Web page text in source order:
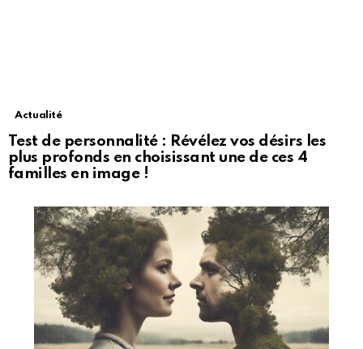
Actualité
Test de personnalité : Révélez vos désirs les
plus profonds en choisissant une de ces 4
familles en image !